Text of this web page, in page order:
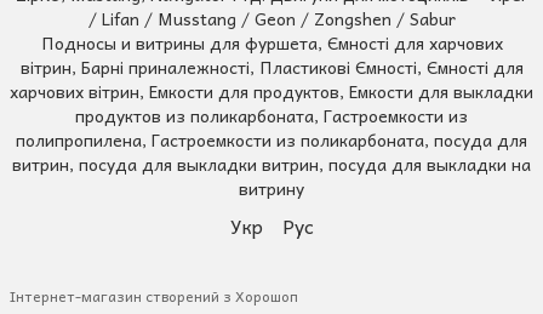
/ Lifan / Musstang / Geon / Zongshen / Sabur
Подносы и витрины для фуршета, Ємності для харчових
вітрин, Барні приналежності, Пластикові Ємності, Ємності для
харчових вітрин, Емкости для продуктов, Емкости для выкладки
продуктов из поликарбоната, Гастроемкости из
полипропилена, Гастроемкости из поликарбоната, посуда для
витрин, посуда для выкладки витрин, посуда для выкладки на
витрину
Укр Рус
Інтернет-магазин створений з Хорошоп